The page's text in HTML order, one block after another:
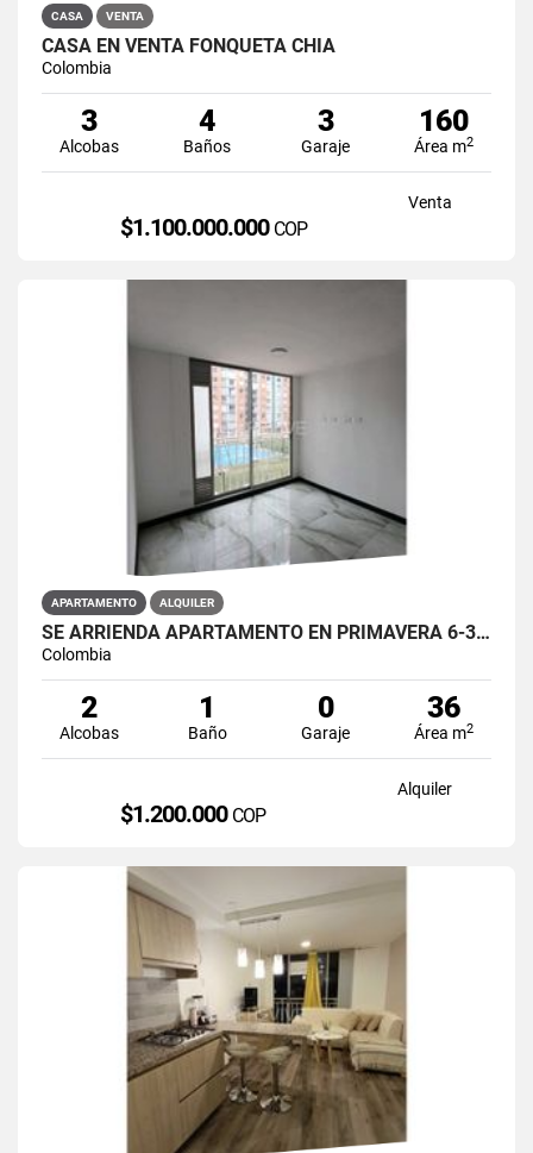
CASA VENTA
CASA EN VENTA FONQUETÁ CHÍA
Colombia
3
Alcobas
4
Baños
3
Garaje
160
Área m2
Venta
$1.100.000.000 COP
APARTAMENTO ALQUILER
SE ARRIENDA APARTAMENTO EN PRIMAVERA 6-39 ET 2 PISO 3 PARS ESTRENAR
Colombia
2
Alcobas
1
Baño
0
Garaje
36
Área m2
Alquiler
$1.200.000 COP